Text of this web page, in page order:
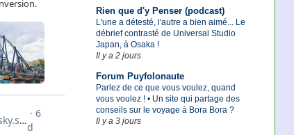
Rien que d'y Penser (podcast)
L'une a détesté, l'autre a bien aimé... Le
débrief contrasté de Universal Studio
Japan, à Osaka !
Il y a 2 jours
Forum Puyfolonaute
Parlez de ce que vous voulez, quand
vous voulez ! • Un site qui partage des
conseils sur le voyage à Bora Bora ?
Il y a 3 jours